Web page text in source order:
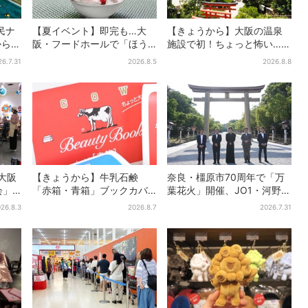
ナ
涼
【夏イベント】即完も…大
阪・フードホールで「ほう
せき箱」の“限定かき氷”が復
2026.8.5
【きょうから】大阪の温泉
施設で初！ちょっと怖い…？
体験型イベント、限定グル
2026.8.8
阪
参
【きょうから】牛乳石鹸
「赤箱・青箱」ブックカバ
ー、大阪で無料配布！ 先着
2026.8.7
奈良・橿原市70周年で「万
葉花火」開催、JO1・河野純
喜がアンバサダーに…グルー
2026.7.31